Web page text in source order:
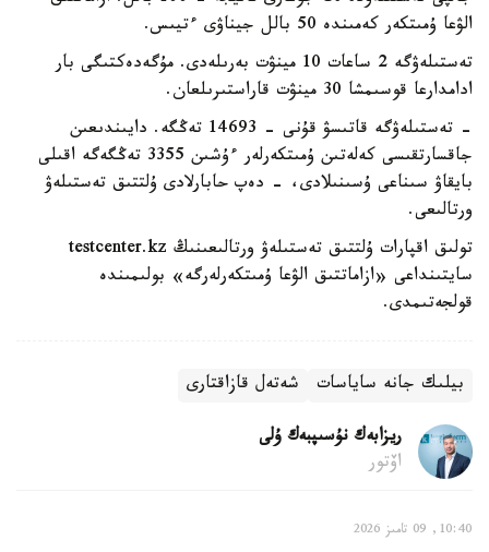
الۋعا ۇمىتكەر كەمىندە 50 بالل جيناۋى ءتيىس.
تەستىلەۋگە 2 ساعات 10 مينۋت بەرىلەدى. مۇگەدەكتىگى بار
ادامدارعا قوسىمشا 30 مينۋت قاراستىرىلعان.
- تەستىلەۋگە قاتىسۋ قۇنى - 14693 تەڭگە. دايىندىعىن
جاقسارتقىسى كەلەتىن ۇمىتكەرلەر ءۇشىن 3355 تەڭگەگە اقىلى
بايقاۋ سىناعى ۇسىنىلادى، - دەپ حابارلادى ۇلتتىق تەستىلەۋ
ورتالىعى.
تولىق اقپارات ۇلتتىق تەستىلەۋ ورتالىعىنىڭ testcenter.kz
سايتىنداعى «ازاماتتىق الۋعا ۇمىتكەرلەرگە» بولىمىندە
قولجەتىمدى.
بيلىك جانە ساياسات شەتەل قازاقتارى
ريزابەك نۇسىپبەك ۇلى
اۆتور
10:40, 09 تامىز 2026